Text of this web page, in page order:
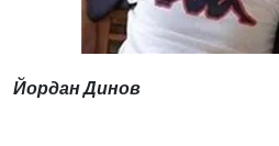
Йордан Динов